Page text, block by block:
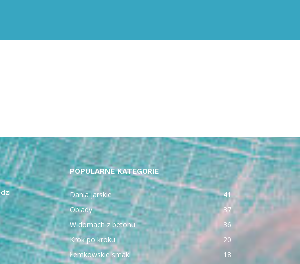
POPULARNE KATEGORIE
Dania jarskie
41
Obiady
37
W domach z betonu
36
Krok po kroku
20
Łemkowskie smaki
18